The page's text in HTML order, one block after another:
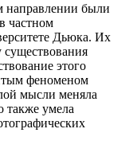
направлении были
частном
Дьюка. Их
существования
этого
феноменом
мысли меняла
также умела